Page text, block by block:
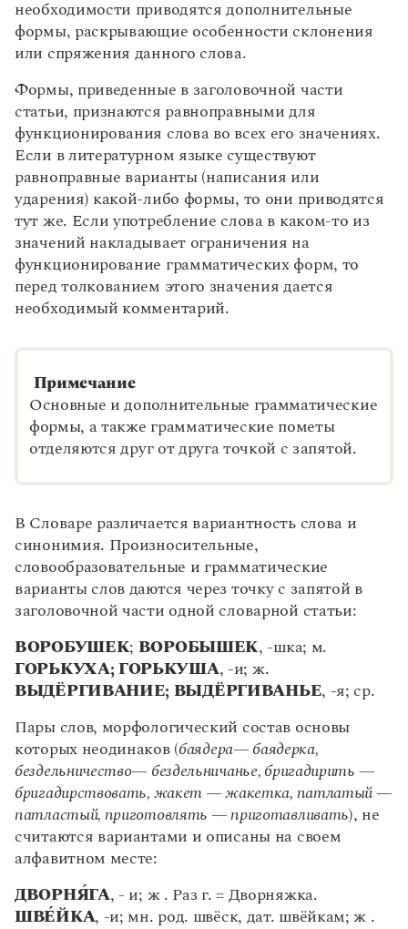
необходимости приводятся дополнительные
формы, раскрывающие особенности склонения
или спряжения данного слова.
Формы, приведенные в заголовочной части
статьи, признаются равноправными для
функционирования слова во всех его значениях.
Если в литературном языке существуют
равноправные варианты (написания или
ударения) какой-либо формы, то они приводятся
тут же. Если употребление слова в каком-то из
значений накладывает ограничения на
функционирование грамматических форм, то
перед толкованием этого значения дается
необходимый комментарий.
Примечание
Основные и дополнительные грамматические
формы, а также грамматические пометы
отделяются друг от друга точкой с запятой.
В Словаре различается вариантность слова и
синонимия. Произносительные,
словообразовательные и грамматические
варианты слов даются через точку с запятой в
заголовочной части одной словарной статьи:
ВОРОБУШЕК; ВОРОБЫШЕК, -шка; м.
ГОРЬКУХА; ГОРЬКУША, -и; ж.
ВЫДЁРГИВАНИЕ; ВЫДЁРГИВАНЬЕ, -я; ср.
Пары слов, морфологический состав основы
которых неодинаков (баядера— баядерка,
бездельничество— бездельничанье, бригадирить —
бригадирствовать, жакет — жакетка, патлатый —
патластый, приготовлять — приготавливать), не
считаются вариантами и описаны на своем
алфавитном месте:
ДВОРНЯГА, - и; ж . Раз г. = Дворняжка.
ШВЕЙКА, -и; мн. род. швёск, дат. швёйкам; ж .